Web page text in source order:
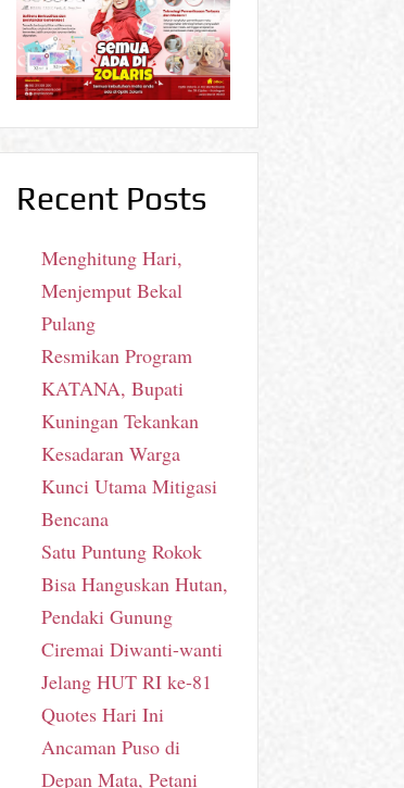
Recent Posts
Menghitung Hari,
Menjemput Bekal
Pulang
Resmikan Program
KATANA, Bupati
Kuningan Tekankan
Kesadaran Warga
Kunci Utama Mitigasi
Bencana
Satu Puntung Rokok
Bisa Hanguskan Hutan,
Pendaki Gunung
Ciremai Diwanti-wanti
Jelang HUT RI ke-81
Quotes Hari Ini
Ancaman Puso di
Depan Mata, Petani